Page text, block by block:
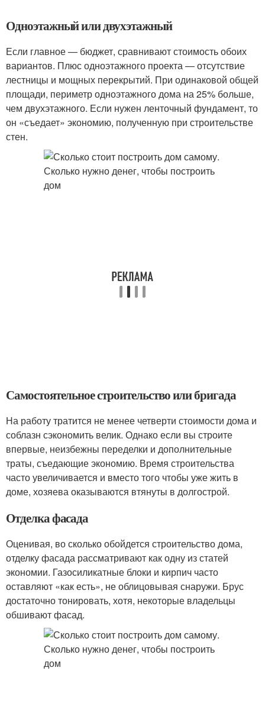
Одноэтажный или двухэтажный
Если главное — бюджет, сравнивают стоимость обоих
вариантов. Плюс одноэтажного проекта — отсутствие
лестницы и мощных перекрытий. При одинаковой общей
площади, периметр одноэтажного дома на 25% больше,
чем двухэтажного. Если нужен ленточный фундамент, то
он «съедает» экономию, полученную при строительстве
стен.
Самостоятельное строительство или бригада
На работу тратится не менее четверти стоимости дома и
соблазн сэкономить велик. Однако если вы строите
впервые, неизбежны переделки и дополнительные
траты, съедающие экономию. Время строительства
часто увеличивается и вместо того чтобы уже жить в
доме, хозяева оказываются втянуты в долгострой.
Отделка фасада
Оценивая, во сколько обойдется строительство дома,
отделку фасада рассматривают как одну из статей
экономии. Газосиликатные блоки и кирпич часто
оставляют «как есть», не облицовывая снаружи. Брус
достаточно тонировать, хотя, некоторые владельцы
обшивают фасад.